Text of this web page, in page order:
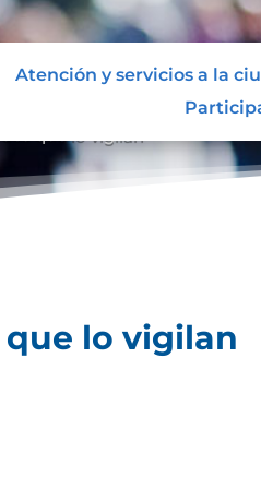
Atención y servicios a la
que lo vigilan
lo vigilan